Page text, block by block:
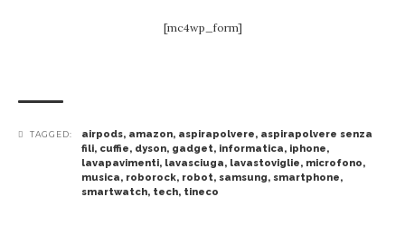
[mc4wp_form]
TAGGED: airpods, amazon, aspirapolvere, aspirapolvere senza
fili, cuffie, dyson, gadget, informatica, iphone,
lavapavimenti, lavasciuga, lavastoviglie, microfono,
musica, roborock, robot, samsung, smartphone,
smartwatch, tech, tineco